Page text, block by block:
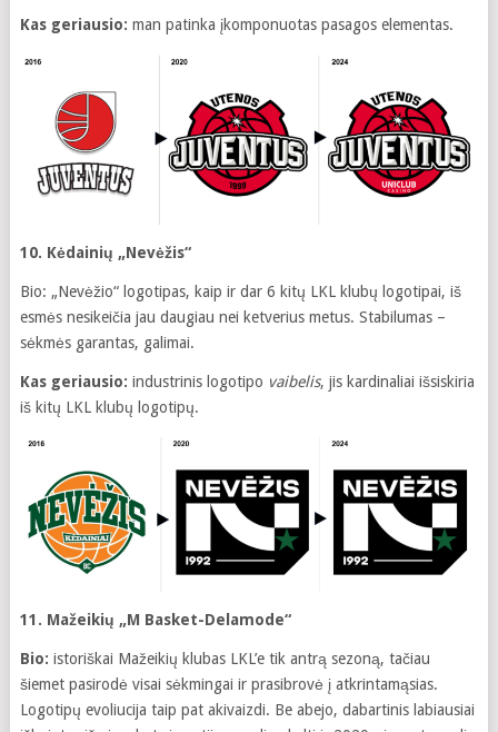
Kas geriausio: man patinka įkomponuotas pasagos elementas.
10. Kėdainių „Nevėžis“
Bio: „Nevėžio“ logotipas, kaip ir dar 6 kitų LKL klubų logotipai, iš
esmės nesikeičia jau daugiau nei ketverius metus. Stabilumas –
sėkmės garantas, galimai.
Kas geriausio: industrinis logotipo vaibelis, jis kardinaliai išsiskiria
iš kitų LKL klubų logotipų.
11. Mažeikių „M Basket-Delamode“
Bio: istoriškai Mažeikių klubas LKL’e tik antrą sezoną, tačiau
šiemet pasirodė visai sėkmingai ir prasibrovė į atkrintamąsias.
Logotipų evoliucija taip pat akivaizdi. Be abejo, dabartinis labiausiai